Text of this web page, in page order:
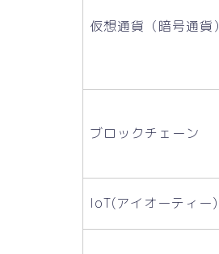
仮想通貨（暗号通貨）
ブロックチェーン
IoT(アイオーティー)